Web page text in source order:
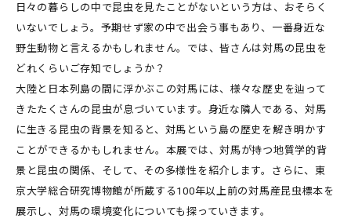
日々の暮らしの中で昆虫を見たことがないという方は、おそらく
いないでしょう。予期せず家の中で出会う事もあり、一番身近な
野生動物と言えるかもしれません。では、皆さんは対馬の昆虫を
どれくらいご存知でしょうか？
大陸と日本列島の間に浮かぶこの対馬には、様々な歴史を辿って
きたたくさんの昆虫が息づいています。身近な隣人である、対馬
に生きる昆虫の背景を知ると、対馬という島の歴史を解き明かす
ことができるかもしれません。本展では、対馬が持つ地質学的背
景と昆虫の関係、そして、その多様性を紹介します。さらに、東
京大学総合研究博物館が所蔵する100年以上前の対馬産昆虫標本を
展示し、対馬の環境変化についても探っていきます。